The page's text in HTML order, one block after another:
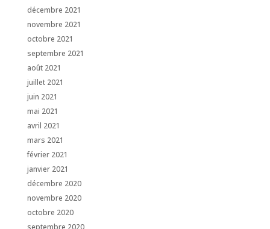
décembre 2021
novembre 2021
octobre 2021
septembre 2021
août 2021
juillet 2021
juin 2021
mai 2021
avril 2021
mars 2021
février 2021
janvier 2021
décembre 2020
novembre 2020
octobre 2020
septembre 2020